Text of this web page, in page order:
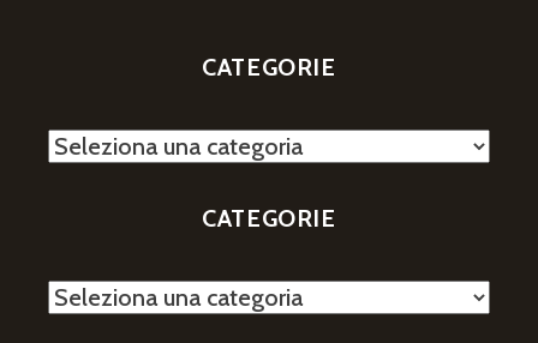
CATEGORIE
Categorie
CATEGORIE
Categorie